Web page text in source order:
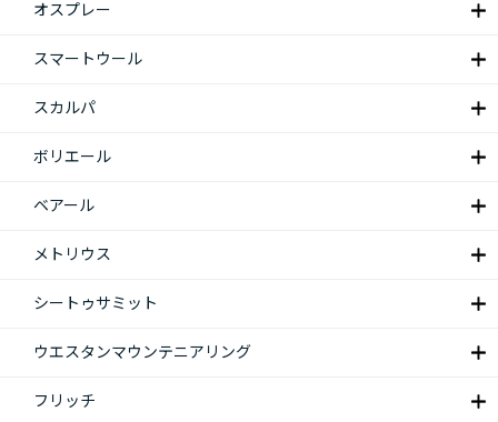
オスプレー
スマートウール
スカルパ
ボリエール
ベアール
メトリウス
シートゥサミット
ウエスタンマウンテニアリング
フリッチ